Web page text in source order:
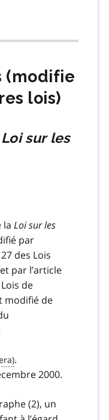
(modifie
lois)
Loi sur les
la Loi sur les
par
des Lois
par l’article
de
modifié de
.
2000.
(2), un